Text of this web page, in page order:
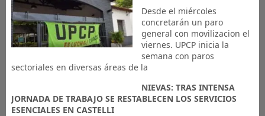
Desde el miércoles
concretarán un paro
general con movilizacion el
viernes. UPCP inicia la
semana con paros
sectoriales en diversas áreas de la
NIEVAS: TRAS INTENSA
JORNADA DE TRABAJO SE RESTABLECEN LOS SERVICIOS
ESENCIALES EN CASTELLI